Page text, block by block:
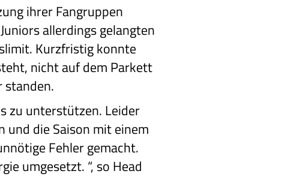
ihrer Fangruppen
allerdings gelangten
Kurzfristig konnte
nicht auf dem Parkett
standen.
zu unterstützen. Leider
die Saison mit einem
Fehler gemacht.
umgesetzt. “, so Head